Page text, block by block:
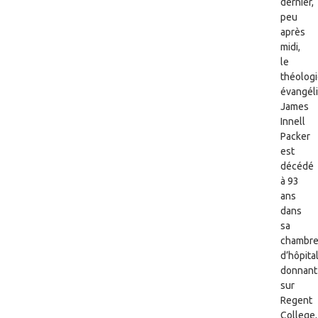
peu
après
midi,
le
James
Innell
Packer
est
décédé
à 93
ans
dans
sa
chambre
d’hôpital
donnant
sur
Regent
College,